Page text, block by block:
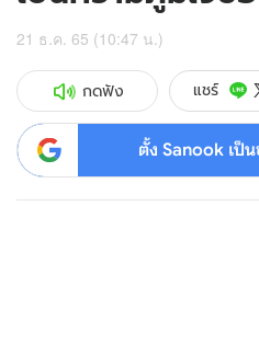
21 ธ.ค. 65 (10:47 น.)
กดฟัง แชร์
ตั้ง Sanook เป็